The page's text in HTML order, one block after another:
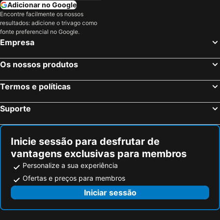
Alhama de Aragón, Aragão Hotéis
Cadrete, Aragão Hotéis
Islantilla, Andaluzia Hotéis
Barcelona, Catalunha Hotéis
Sangenjo, Galiza Hotéis
Isla Cristina, Andaluzia Hotéis
Adicionar no Google
Encontre facilmente os nossos
resultados: adicione o trivago como
fonte preferencial no Google.
Empresa
Os nossos produtos
Termos e políticas
Suporte
Inicie sessão para desfrutar de
vantagens exclusivas para membros
Personalize a sua experiência
Ofertas e preços para membros
Iniciar sessão